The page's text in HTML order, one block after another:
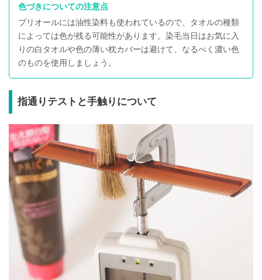
色づきについての注意点
プリオールには油性染料も使われているので、タオルの種類
によっては色が残る可能性があります。染毛当日はお気に入
りの白タオルや色の薄い枕カバーは避けて、なるべく濃い色
のものを使用しましょう。
指通りテストと手触りについて